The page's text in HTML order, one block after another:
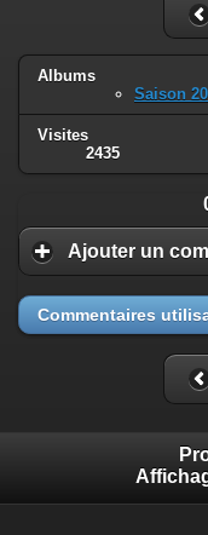
Albums
Saison
Visites
2435
Ajouter un
Commentaires